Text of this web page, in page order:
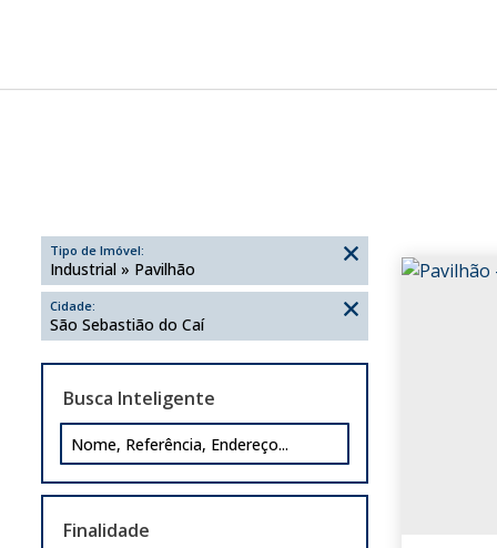
Tipo de Imóvel:
Industrial » Pavilhão
Cidade:
São Sebastião do Caí
Busca Inteligente
Finalidade